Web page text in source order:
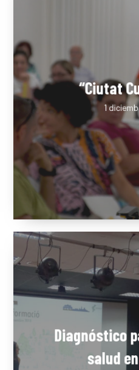
“Ciutat
1
Diagnóstico
salud